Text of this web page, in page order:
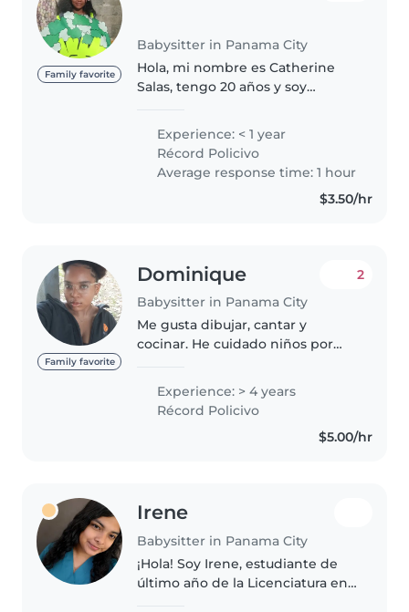
Family favorite
Babysitter in Panama City
Hola, mi nombre es Catherine
Salas, tengo 20 años y soy
nocturno) cursando el 3 año de
la carrera. Me considero una
persona..
Experience: < 1 year
Récord Policivo
Average response time: 1 hour
$3.50/hr
Family favorite
Dominique
Babysitter in Panama City
2
Me gusta dibujar, cantar y
cocinar. He cuidado niños por
esta aplicación/web). Tal vez por
mi foto de perfil como también
Experience: > 4 years
Récord Policivo
$5.00/hr
Irene
Babysitter in Panama City
¡Hola! Soy Irene, estudiante de
último año de la Licenciatura en